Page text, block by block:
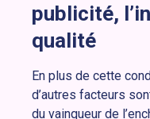
publicité,
qualité
En plus de cette
d’autres facteurs
du vainqueur de